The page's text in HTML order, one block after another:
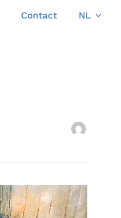
Contact NL